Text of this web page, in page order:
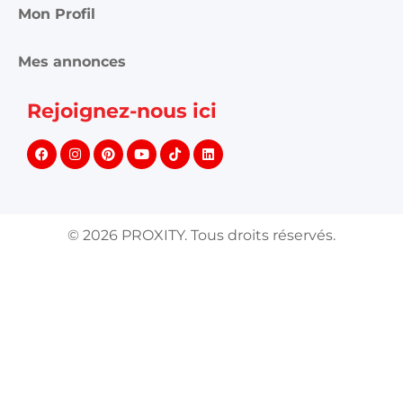
Mon Profil
Mes annonces
Rejoignez-nous ici
© 2026 PROXITY. Tous droits réservés.